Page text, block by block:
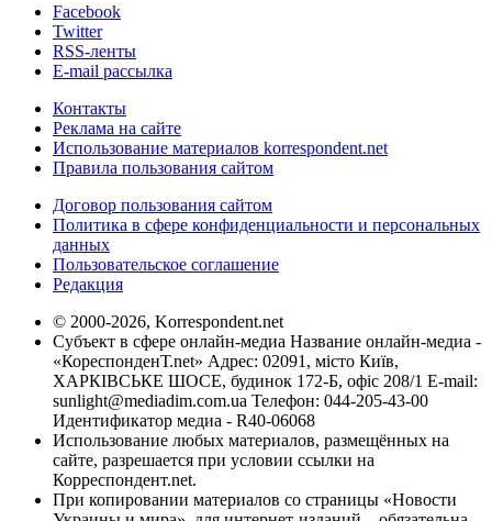
Facebook
Twitter
RSS-ленты
E-mail рассылка
Контакты
Реклама на сайте
Использование материалов korrespondent.net
Правила пользования сайтом
Договор пользования сайтом
Политика в сфере конфиденциальности и персональных
данных
Пользовательское соглашение
Редакция
© 2000-2026, Korrespondent.net
Субъект в сфере онлайн-медиа Название онлайн-медиа -
«КореспонденТ.net» Адрес: 02091, місто Київ,
ХАРКІВСЬКЕ ШОСЕ, будинок 172-Б, офіс 208/1 E-mail:
sunlight@mediadim.com.ua Телефон: 044-205-43-00
Идентификатор медиа - R40-06068
Использование любых материалов, размещённых на
сайте, разрешается при условии ссылки на
Корреспондент.net.
При копировании материалов со страницы «Новости